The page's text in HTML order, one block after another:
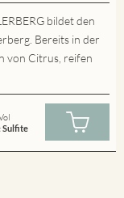
bildet den
Bereits in der
von Citrus, reifen
Sulfite